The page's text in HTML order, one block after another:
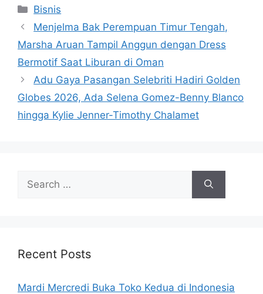
Categories
Bisnis
Menjelma Bak Perempuan Timur Tengah,
Marsha Aruan Tampil Anggun dengan Dress
Bermotif Saat Liburan di Oman
Adu Gaya Pasangan Selebriti Hadiri Golden
Globes 2026, Ada Selena Gomez-Benny Blanco
hingga Kylie Jenner-Timothy Chalamet
for:
Recent Posts
Mardi Mercredi Buka Toko Kedua di Indonesia